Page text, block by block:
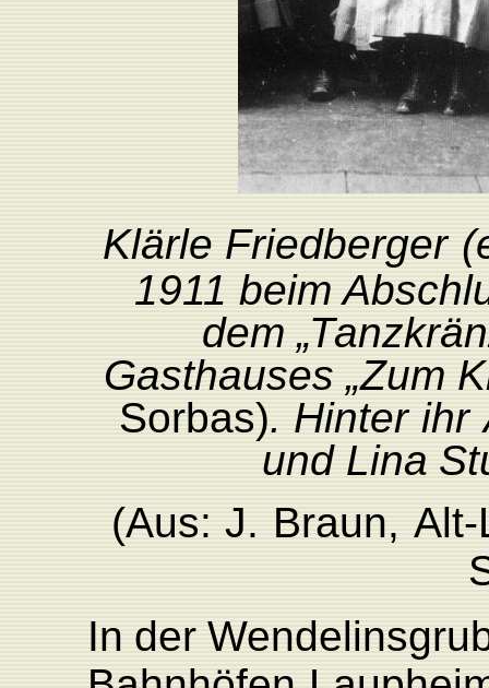
KlärleFriedberger
1911beim
dem„Tanz
Gasthauses „Zum
Sorbas). Hinter ihr
undLina
(Aus: J. Braun, Alt-
In der W